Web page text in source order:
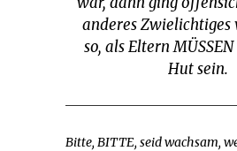
anderes Zwielichtiges
so, als Eltern
Hut sein.
Bitte, BITTE, seid wachsam,